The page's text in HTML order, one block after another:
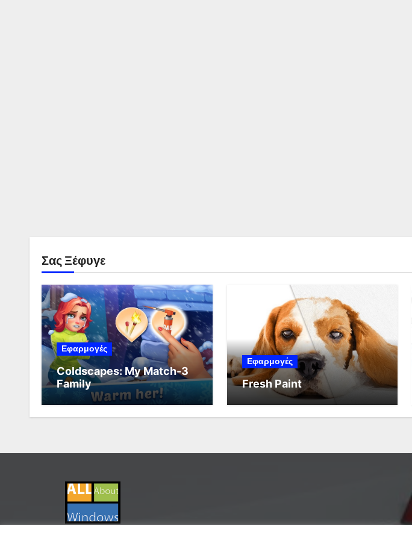
Σας Ξέφυγε
Εφαρμογές
Coldscapes: My Match-3
Family
Εφαρμογές
Fresh Paint